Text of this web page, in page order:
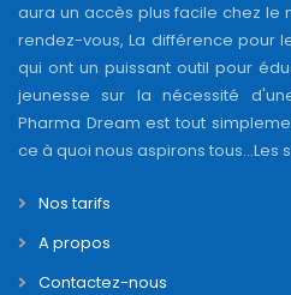
aura un accès plus facile chez le
rendez-vous, La différence pour
qui ont un puissant outil pour
jeunesse sur la nécessité
Pharma Dream est tout
ce à quoi nous aspirons tous...Les
Nos tarifs
A propos
Contactez-nous